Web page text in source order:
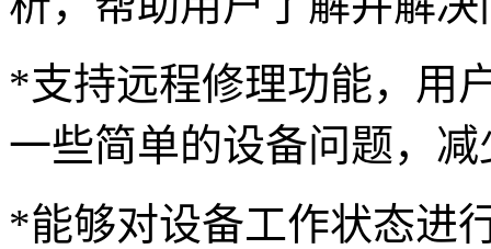
*支持远程修理功能，用
一些简单的设备问题，
*能够对设备工作状态进